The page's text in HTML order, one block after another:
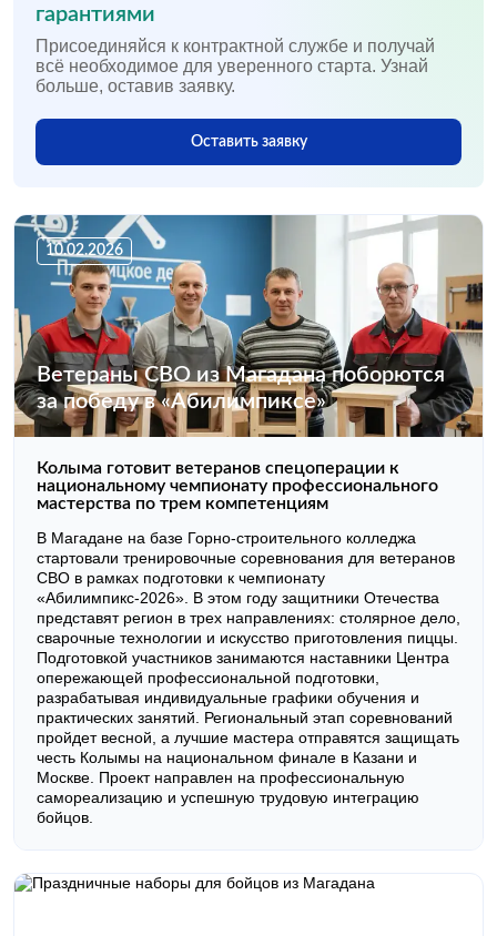
гарантиями
Присоединяйся к контрактной службе и получай
всё необходимое для уверенного старта. Узнай
больше, оставив заявку.
Оставить заявку
10.02.2026
Ветераны СВО из Магадана поборются
за победу в «Абилимпиксе»
Колыма готовит ветеранов спецоперации к
национальному чемпионату профессионального
мастерства по трем компетенциям
В Магадане на базе Горно-строительного колледжа
стартовали тренировочные соревнования для ветеранов
СВО в рамках подготовки к чемпионату
«Абилимпикс-2026». В этом году защитники Отечества
представят регион в трех направлениях: столярное дело,
сварочные технологии и искусство приготовления пиццы.
Подготовкой участников занимаются наставники Центра
опережающей профессиональной подготовки,
разрабатывая индивидуальные графики обучения и
практических занятий. Региональный этап соревнований
пройдет весной, а лучшие мастера отправятся защищать
честь Колымы на национальном финале в Казани и
Москве. Проект направлен на профессиональную
самореализацию и успешную трудовую интеграцию
бойцов.